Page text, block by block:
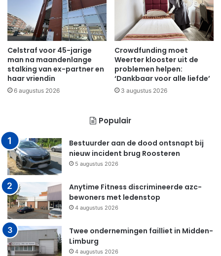
Celstraf voor 45-jarige
man na maandenlange
stalking van ex-partner en
haar vriendin
6 augustus 2026
Crowdfunding moet
Weerter klooster uit de
problemen helpen:
‘Dankbaar voor alle liefde’
3 augustus 2026
Populair
Bestuurder aan de dood ontsnapt bij
nieuw incident brug Roosteren
5 augustus 2026
Anytime Fitness discrimineerde azc-
bewoners met ledenstop
4 augustus 2026
Twee ondernemingen failliet in Midden-
Limburg
4 augustus 2026